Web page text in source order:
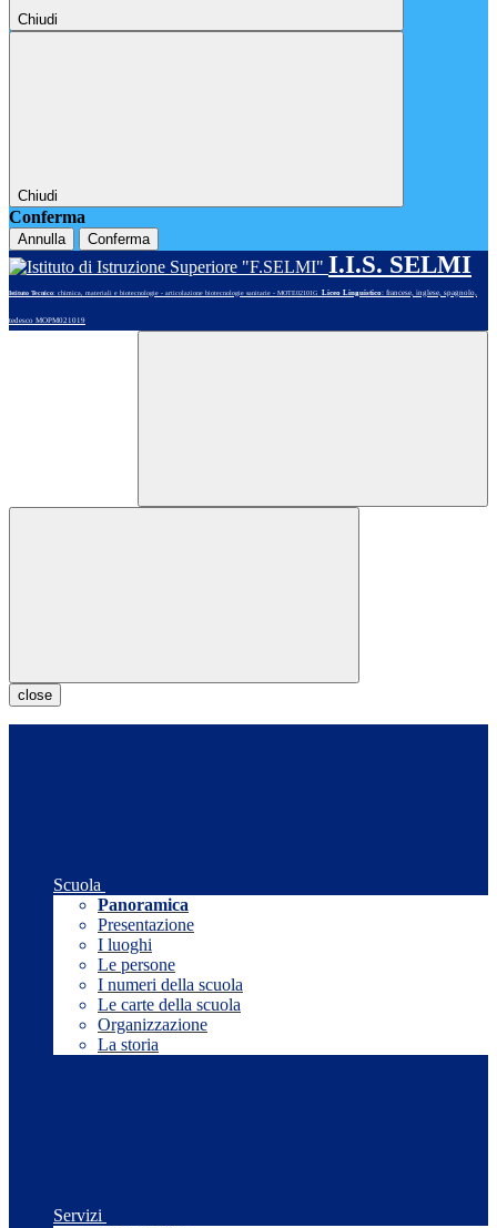
Chiudi
Chiudi
Conferma
Annulla Conferma
I.I.S. SELMI
Istituto Tecnico: chimica, materiali e biotecnologie - articolazione biotecnologie sanitarie - MOTE02101G Liceo Linguistico: francese, inglese, spagnolo,
tedesco MOPM021019
close
Scuola
Panoramica
Presentazione
I luoghi
Le persone
I numeri della scuola
Le carte della scuola
Organizzazione
La storia
Servizi